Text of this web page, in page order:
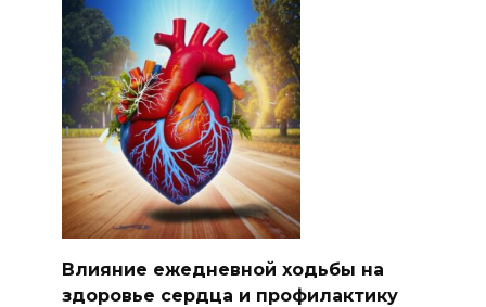
Влияние ежедневной ходьбы на
здоровье сердца и профилактику